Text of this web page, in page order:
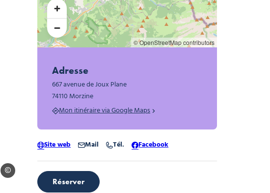
Anne-Laure Muffat
© OpenStreetMap contributors
Adresse
667 avenue de Joux Plane
74110 Morzine
Mon itinéraire via Google Maps
Site web Mail Tél. Facebook
Réserver